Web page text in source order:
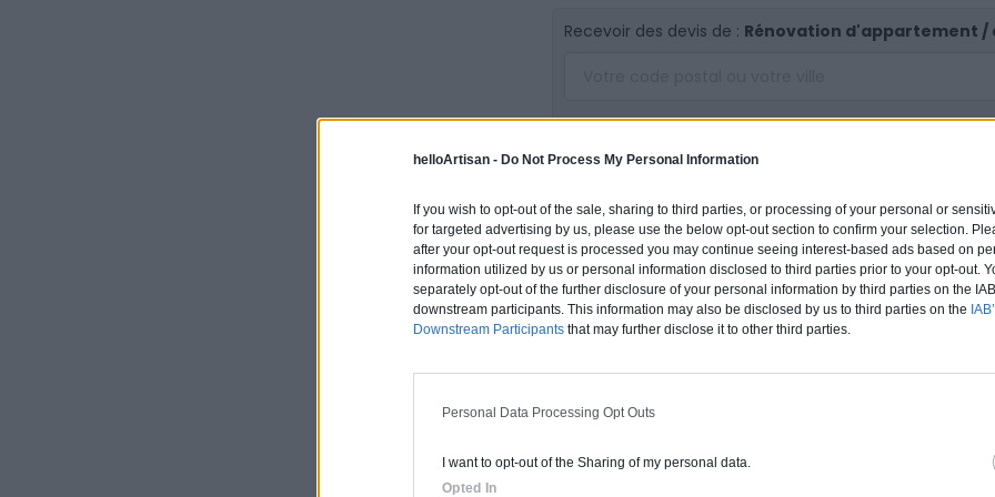
helloArtisan - Do Not Process My Personal Information
If you wish to opt-out of the sale, sharing to third parties, or processing of your personal or
for targeted advertising by us, please use the below opt-out section to confirm your selection.
after your opt-out request is processed you may continue seeing interest-based ads based on
information utilized by us or personal information disclosed to third parties prior to your opt-out.
separately opt-out of the further disclosure of your personal information by third parties on the
downstream participants. This information may also be disclosed by us to third parties on the
Downstream Participants that may further disclose it to other third parties.
Personal Data Processing Opt Outs
I want to opt-out of the Sharing of my personal data.
Opted In
Recevoir des devis de : Rénovation d'appartement /
Audit énergétique logement : une
Si vous avez prévu de changer votre équipement de
vaut cependant mieux faire cette démarche une fois
La rénovation énergétique est donc la première
chauffage seront évalués plus clairement et vous
chauffage surdimensionné par rapport à vos besoins
pas isolé.
Après les travaux de rénovation énergétique,
Pour déterminer l’ordre des travaux de rénovation,